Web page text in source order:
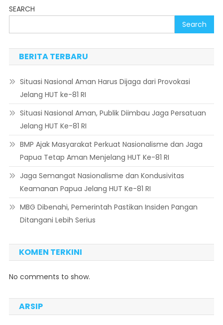
SEARCH
Search
BERITA TERBARU
Situasi Nasional Aman Harus Dijaga dari Provokasi
Jelang HUT ke-81 RI
Situasi Nasional Aman, Publik Diimbau Jaga Persatuan
Jelang HUT Ke-81 RI
BMP Ajak Masyarakat Perkuat Nasionalisme dan Jaga
Papua Tetap Aman Menjelang HUT Ke-81 RI
Jaga Semangat Nasionalisme dan Kondusivitas
Keamanan Papua Jelang HUT Ke-81 RI
MBG Dibenahi, Pemerintah Pastikan Insiden Pangan
Ditangani Lebih Serius
KOMEN TERKINI
No comments to show.
ARSIP